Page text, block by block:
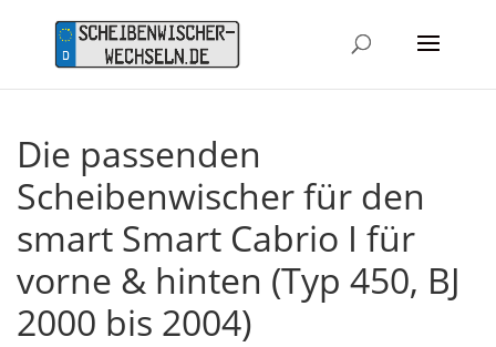
Die passenden
Scheibenwischer für den
smart Smart Cabrio I für
vorne & hinten (Typ 450, BJ
2000 bis 2004)